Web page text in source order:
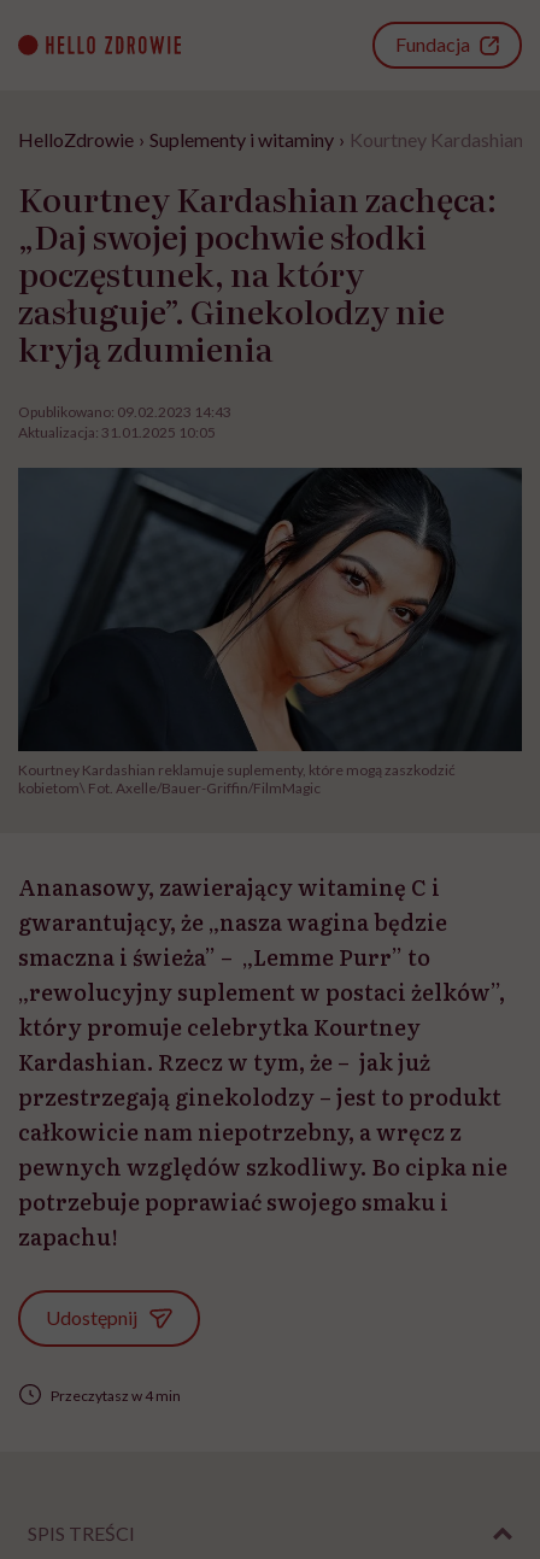
content
Fundacja
HelloZdrowie › Suplementy i witaminy › Kourtney Kardashian
Kourtney Kardashian zachęca:
„Daj swojej pochwie słodki
poczęstunek, na który
zasługuje”. Ginekolodzy nie
kryją zdumienia
Opublikowano: 09.02.2023 14:43
Aktualizacja: 31.01.2025 10:05
Kourtney Kardashian reklamuje suplementy, które mogą zaszkodzić
kobietom\ Fot. Axelle/Bauer-Griffin/FilmMagic
Ananasowy, zawierający witaminę C i
gwarantujący, że „nasza wagina będzie
smaczna i świeża” – „Lemme Purr” to
„rewolucyjny suplement w postaci żelków”,
który promuje celebrytka Kourtney
Kardashian. Rzecz w tym, że – jak już
przestrzegają ginekolodzy – jest to produkt
całkowicie nam niepotrzebny, a wręcz z
pewnych względów szkodliwy. Bo cipka nie
potrzebuje poprawiać swojego smaku i
zapachu!
Udostępnij
Przeczytasz w 4 min
SPIS TREŚCI